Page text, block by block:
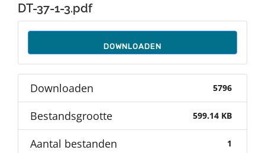
Auteurs
Over Dth
Contact
DT-37-1-3.pdf
DOWNLOADEN
Downloaden 5796
Bestandsgrootte 599.14 KB
Aantal bestanden 1